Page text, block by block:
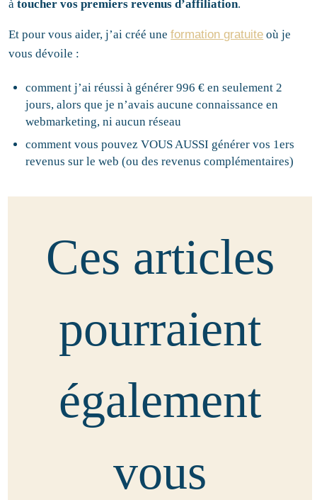
àtoucher vos premiers revenus d’affiliation.
Et pour vous aider, j’ai créé uneformation gratuite où je
vous dévoile :
comment j’ai réussi à générer 996 € en seulement 2
jours, alors que je n’avais aucune connaissance en
webmarketing, ni aucun réseau
comment vous pouvez VOUS AUSSI générer vos 1ers
revenus sur le web (ou des revenus complémentaires)
Ces articles
pourraient
également
vous